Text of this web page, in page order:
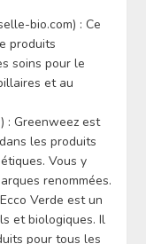
bio.com) : Ce
produits
soins pour le
et au
: Greenweez est
les produits
Vous y
renommées.
Verde est un
et biologiques. Il
pour tous les